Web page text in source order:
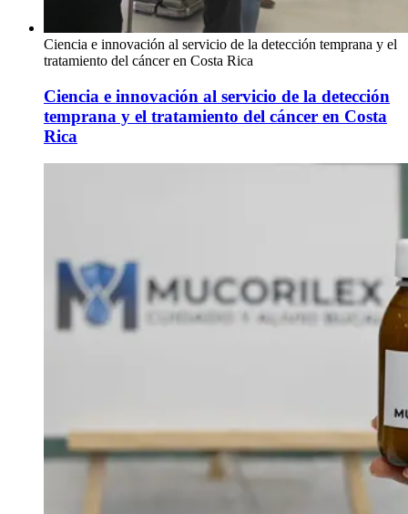
Ciencia e innovación al servicio de la detección temprana y el
tratamiento del cáncer en Costa Rica
Ciencia e innovación al servicio de la detección
temprana y el tratamiento del cáncer en Costa
Rica